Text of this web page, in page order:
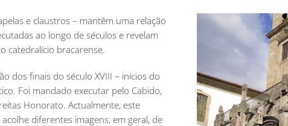
e claustros – mantêm uma relação
ao longo de séculos e revelam
catedralício bracarense.
dos finais do século XVIII – inícios do
Foi mandado executar pelo Cabido,
Honorato. Actualmente, este
diferentes imagens, em geral, de